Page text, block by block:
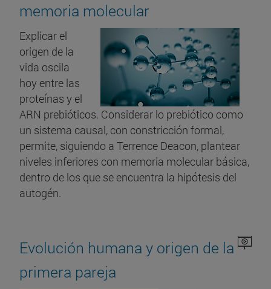
memoria molecular
Explicar el
origen de la
vida oscila
hoy entre las
proteínas y el
ARN prebióticos. Considerar lo prebiótico como
un sistema causal, con constricción formal,
permite, siguiendo a Terrence Deacon, plantear
niveles inferiores con memoria molecular básica,
dentro de los que se encuentra la hipótesis del
autogén.
Evolución humana y origen de la
primera pareja